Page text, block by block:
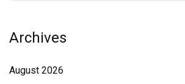
Archives
August 2026